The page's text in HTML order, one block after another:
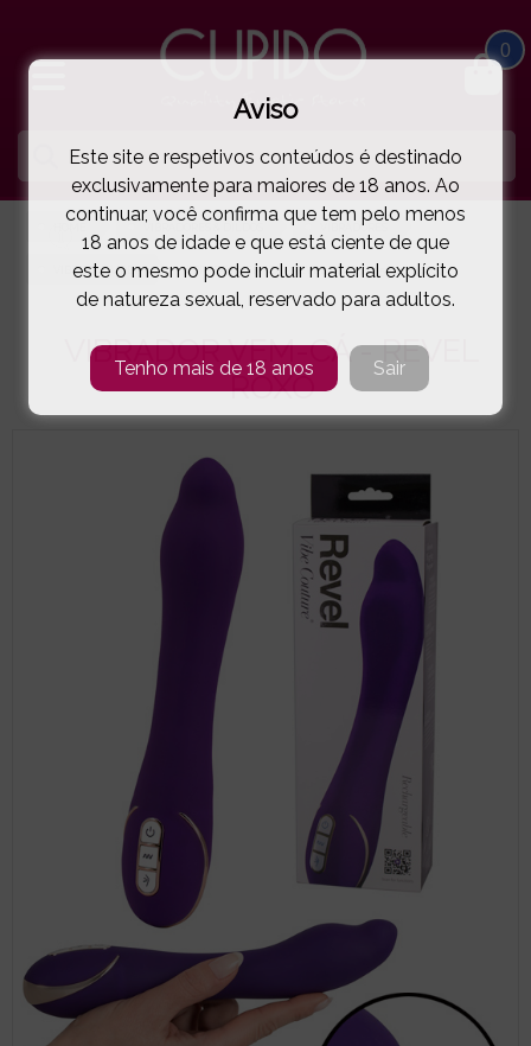
0
VIBRADORES
VIBE COUTURE® VIBRADOR VEM-CÁ - REVEL ROXO( 11-5924120000 )
VIBRADOR VEM-CÁ - REVEL
ROXO
Aviso
Este site e respetivos conteúdos é destinado
exclusivamente para maiores de 18 anos. Ao
continuar, você confirma que tem pelo menos
18 anos de idade e que está ciente de que
este o mesmo pode incluir material explícito
de natureza sexual, reservado para adultos.
Tenho mais de 18 anos Sair